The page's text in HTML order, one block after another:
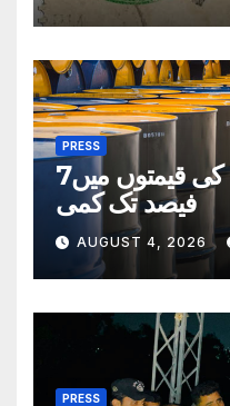
PRESS
عالمی منڈی میں تیل کی قیمتوں میں7
فیصد تک کمی
AUGUST 4, 2026
PRESS